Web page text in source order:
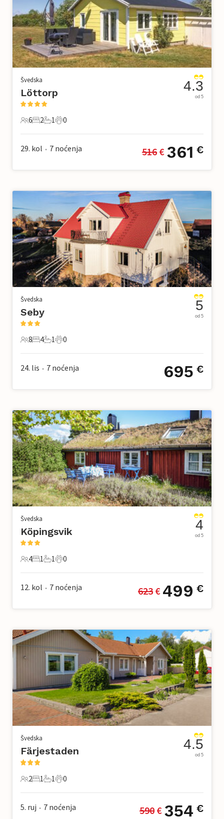
Švedska
Löttorp
6 Gosti
6
2 Spavaće sobe
2
1 Kupaonica
1
0 Kućni ljubimac
0
4.3
od 5
29. kol • 7 noćenja 516 € 361 €
Švedska
Seby
8 Gosti
8
4 Spavaće sobe
4
1 Kupaonica
1
0 Kućni ljubimac
0
5
od 5
24. lis • 7 noćenja 695 €
Švedska
Köpingsvik
4 Gosti
4
1 Spavaća soba
1
1 Kupaonica
1
0 Kućni ljubimac
0
4
od 5
12. kol • 7 noćenja 623 € 499 €
Švedska
Färjestaden
2 Gosti
2
1 Spavaća soba
1
1 Kupaonica
1
0 Kućni ljubimac
0
4.5
od 5
5. ruj • 7 noćenja 590 € 354 €